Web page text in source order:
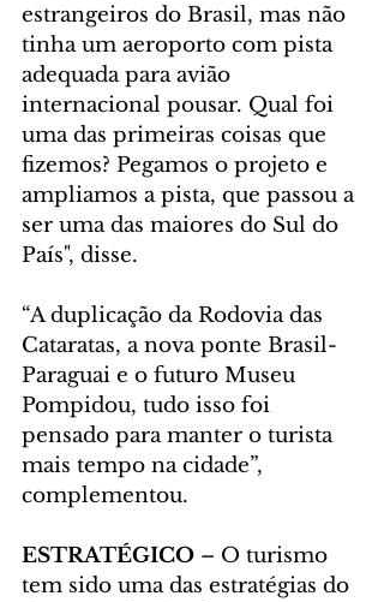
estrangeiros do Brasil, mas não
tinha um aeroporto com pista
adequada para avião
internacional pousar. Qual foi
uma das primeiras coisas que
fizemos? Pegamos o projeto e
ampliamos a pista, que passou a
ser uma das maiores do Sul do
País", disse.
“A duplicação da Rodovia das
Cataratas, a nova ponte Brasil-
Paraguai e o futuro Museu
Pompidou, tudo isso foi
pensado para manter o turista
mais tempo na cidade”,
complementou.
ESTRATÉGICO – O turismo
tem sido uma das estratégias do